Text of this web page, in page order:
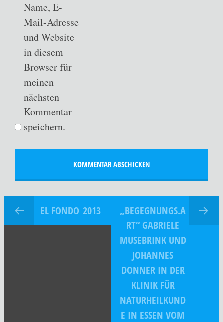
Name, E-
Mail-Adresse
und Website
in diesem
Browser für
meinen
nächsten
Kommentar
speichern.
EL FONDO_2013
„BEGEGNUNGS.A
RT“ GABRIELE
MUSEBRINK UND
JOHANNES
DONNER IN DER
KLINIK FÜR
NATURHEILKUND
E IN ESSEN VOM